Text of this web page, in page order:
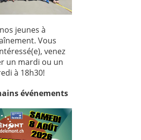
jeunes à
Vous
venez
un mardi ou un
à 18h30!
événements